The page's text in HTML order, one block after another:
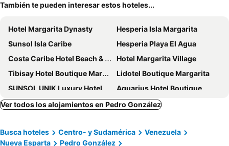
También te pueden interesar estos hoteles...
Hotel Margarita Dynasty
Hesperia Isla Margarita
Sunsol Isla Caribe
Hesperia Playa El Agua
Costa Caribe Hotel Beach & Resort
Hotel Margarita Village
Tibisay Hotel Boutique Margarita
Lidotel Boutique Margarita
SUNSOL UNIK Luxury Hotel
Aquarius Hotel Boutique
Hotel Costa Linda Beach
Villa Cocuyo - Studios & Apartments
Sunsol Ecoland
Hotel Parguito
Ver todos los alojamientos en Pedro González
Busca hoteles Centro- y Sudamérica
Venezuela
Nueva Esparta
Pedro González